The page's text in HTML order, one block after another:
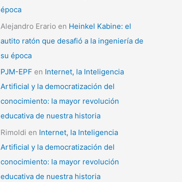
época
Alejandro Erario en Heinkel Kabine: el
autito ratón que desafió a la ingeniería de
su época
PJM-EPF en Internet, la Inteligencia
Artificial y la democratización del
conocimiento: la mayor revolución
educativa de nuestra historia
Rimoldi en Internet, la Inteligencia
Artificial y la democratización del
conocimiento: la mayor revolución
educativa de nuestra historia